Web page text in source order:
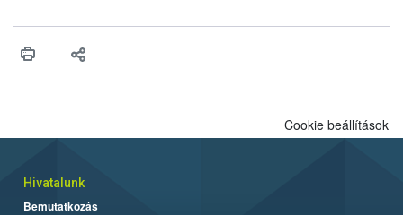
vonni az ebek viselkedésének megítélésében jártas szakértőt.
Cookie beállítások
Hivatalunk
Bemutatkozás